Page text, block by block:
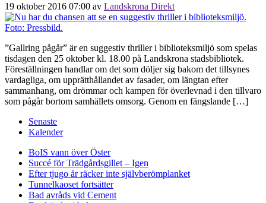
19 oktober 2016 07:00 av Landskrona Direkt
”Gallring pågår” är en suggestiv thriller i biblioteksmiljö som spelas
tisdagen den 25 oktober kl. 18.00 på Landskrona stadsbibliotek.
Föreställningen handlar om det som döljer sig bakom det tillsynes
vardagliga, om upprätthållandet av fasader, om längtan efter
sammanhang, om drömmar och kampen för överlevnad i den tillvaro
som pågår bortom samhällets omsorg. Genom en fängslande […]
Senaste
Kalender
BoIS vann över Öster
Succé för Trädgårdsgillet – Igen
Efter tjugo år räcker inte självberömplanket
Tunnelkaoset fortsätter
Bad avråds vid Cement